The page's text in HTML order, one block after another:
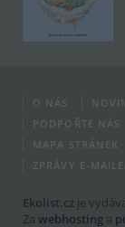
O NÁS
PODPOŘTE NÁS
MAPA STRÁNEK
ZPRÁVY E-
Ekolist.cz je
Za webhosting a